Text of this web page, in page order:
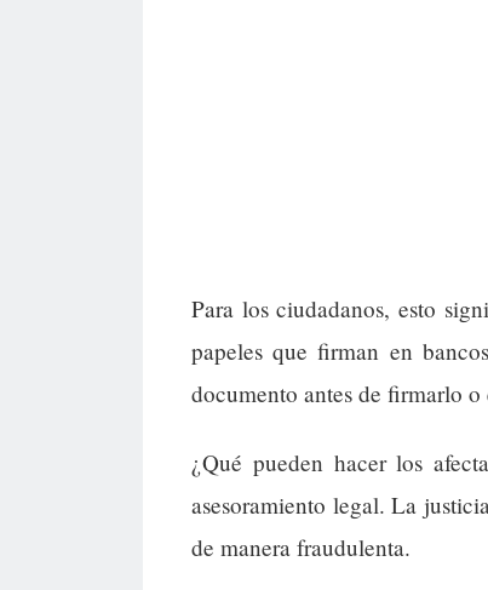
Para los ciudadanos, esto
papeles que firman en
documento antes de firmarlo o
¿Qué pueden hacer los
asesoramiento legal. La
de manera fraudulenta.